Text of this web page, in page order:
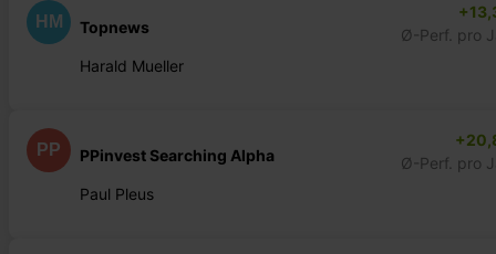
HM Topnews
Harald Mueller
Ø-Perf. pro
PP PPinvest Searching Alpha
Paul Pleus
Ø-Perf. pro